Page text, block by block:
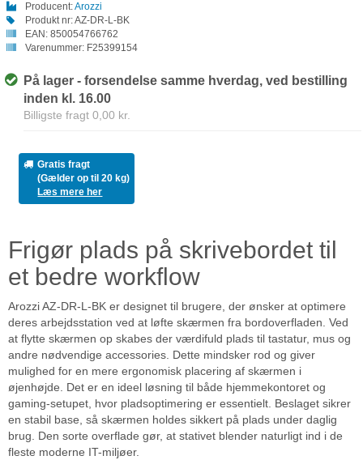
Producent:Arozzi
Produkt nr:AZ-DR-L-BK
EAN: 850054766762
Varenummer: F25399154
På lager - forsendelse samme hverdag, ved bestilling
inden kl. 16.00
Billigste fragt 0,00 kr.
Gratis fragt
(Gælder op til 20 kg)
Læs mere her
Frigør plads på skrivebordet til
et bedre workflow
Arozzi AZ-DR-L-BK er designet til brugere, der ønsker at optimere
deres arbejdsstation ved at løfte skærmen fra bordoverfladen. Ved
at flytte skærmen op skabes der værdifuld plads til tastatur, mus og
andre nødvendige accessories. Dette mindsker rod og giver
mulighed for en mere ergonomisk placering af skærmen i
øjenhøjde. Det er en ideel løsning til både hjemmekontoret og
gaming-setupet, hvor pladsoptimering er essentielt. Beslaget sikrer
en stabil base, så skærmen holdes sikkert på plads under daglig
brug. Den sorte overflade gør, at stativet blender naturligt ind i de
fleste moderne IT-miljøer.